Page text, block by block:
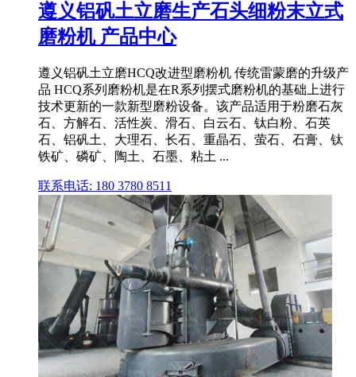
遵义铝矾土立磨生产石头细粉末立式
磨粉机 产品中心
遵义铝矾土立磨HCQ改进型磨粉机 传统雷蒙磨的升级产
品 HCQ系列磨粉机是在R系列摆式磨粉机的基础上进行
技术更新的一款新型磨粉设备。该产品适用于粉磨石灰
石、方解石、活性炭、滑石、白云石、钛白粉、石英
石、铝矾土、大理石、长石、重晶石、萤石、石膏、钛
铁矿、磷矿、陶土、石墨、粘土 ...
联系电话: 180 3780 8511